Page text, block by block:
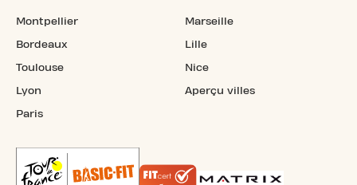
Montpellier
Bordeaux
Toulouse
Lyon
Paris
Marseille
Lille
Nice
Aperçu villes